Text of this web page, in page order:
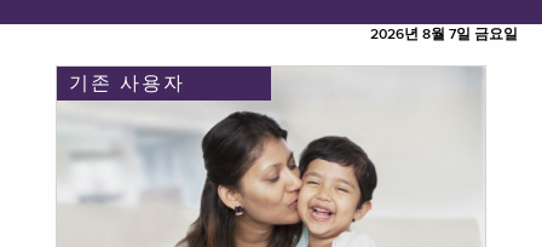
2026년 8월 7일 금요일
기존 사용자